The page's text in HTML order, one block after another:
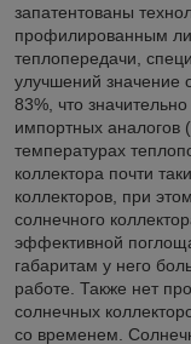
запатентованы
профилированным
теплопередачи,
улучшений значение
83%, что
импортных аналогов
температурах
коллектора почти
коллекторов, при
солнечного
эффективной
габаритам у него
работе. Также нет
солнечных
со временем.